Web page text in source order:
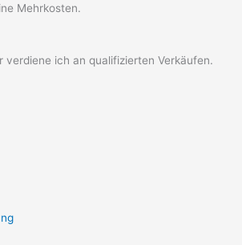
Mehrkosten.
verdiene ich an qualifizierten Verkäufen.